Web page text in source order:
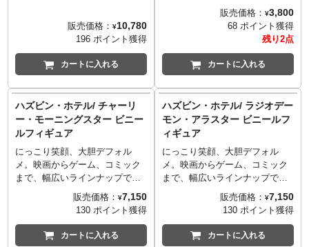
るブームの予感を漂わせる3.75
インチフィギュアシリーズ
「リ・アクション」を手掛け
る、今注目したいメーカーの一
つ「スーパー7」。オールドフィ
初立体化を含む様々なライセン
スアイテムを現代に蘇らせてい
る。まさにセンスの光る"今"注
目のメーカー。
ョイントパーツを設置し、ディ
スプレイしやすく大胆なポージ
ングも可能！映画『スパイダー
マン スパイダーバース』より、
「スパイダーグウェン」グウェ
ードつきマスクが2つ、素顔が2
つと、計4種も頭部パーツが付
属！「スパイダーハム」も付
属、全高約5センチと同スケール
なのもうれしい！ウェブパーツ
や可動式のフィギュアスタンド
様々なシチュエーションでのデ
ィスプレイが可能です。
※パッケージは輸送用となりま
すため、パッケージに多少の傷
販売価格： ¥10,780
196 ポイント獲得
カートに入れる
ト」ブランド。さまざまな作品
でバットマンの頭部を守ってき
た「ヘッドカウル」を、1/3スケ
ールで再現！PVC製でリーズナ
ブルな価格帯ながら、レプリカ
並の再現度。並べてコレクショ
ンするには最適なシリーズとな
りました！ラインナップしたの
は、『Batman The Animated
Series バットマン ザ・フューチ
ャー』のバットマンのカウル。
販売価格： ¥3,800
68 ポイント獲得
残り2点
カートに入れる
ハズビン・ホテル/ チャーリ
ー・モーニングスター ビニー
ルフィギュア
にっこり笑顔、大胆デフォル
メ。映画からゲーム、コミック
まで、幅広いラインナップでフ
ィギュア化する「Youtooz」に、
ヴィヴィアン・"ヴィヴジポッ
プ" ・メドラーノによる大人気
アニメ『ハズビン・ホテル』が
待望のラインナップ。スピンオ
販売価格： ¥7,150
130 ポイント獲得
カートに入れる
ハズビン・ホテル/ ラジオデー
モン・アラスター ビニールフ
ィギュア
にっこり笑顔、大胆デフォル
メ。映画からゲーム、コミック
まで、幅広いラインナップでフ
ィギュア化する「Youtooz」に、
ヴィヴィアン・"ヴィヴジポッ
プ" ・メドラーノによる大人気
アニメ『ハズビン・ホテル』が
待望のラインナップ。スピンオ
販売価格： ¥7,150
130 ポイント獲得
カートに入れる